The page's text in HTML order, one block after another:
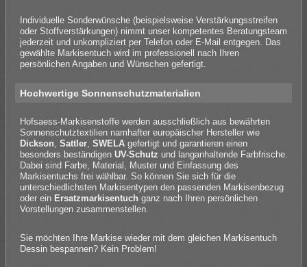
Individuelle Sonderwünsche (beispielsweise Verstärkungsstreifen
oder Stoffverstärkungen) nimmt unser kompetentes Beratungsteam
jederzeit und unkompliziert per Telefon oder E-Mail entgegen. Das
gewählte Markisentuch wird im professionell nach Ihren
persönlichen Angaben und Wünschen gefertigt.
Hochwertige Sonnenschutzmaterialien
Hofsaess-Markisenstoffe werden ausschließlich aus bewährten
Sonnenschutztextilien namhafter europäischer Hersteller wie
Dickson Sattler, SWELAgefertigt und garantieren einen
besonders beständigen UV-Schutz und langanhaltende Farbfrische.
Dabei sind Farbe, Material, Muster und Einfassung des
Markisentuchs frei wählbar. So können Sie sich für die
unterschiedlichsten Markisentypen den passenden Markisenbezug
oder ein Ersatzmarkisentuch ganz nach Ihren persönlichen
Vorstellungen zusammenstellen.
Sie möchten Ihre Markise wieder mit dem gleichen Markisentuch
Dessin bespannen? Kein Problem!